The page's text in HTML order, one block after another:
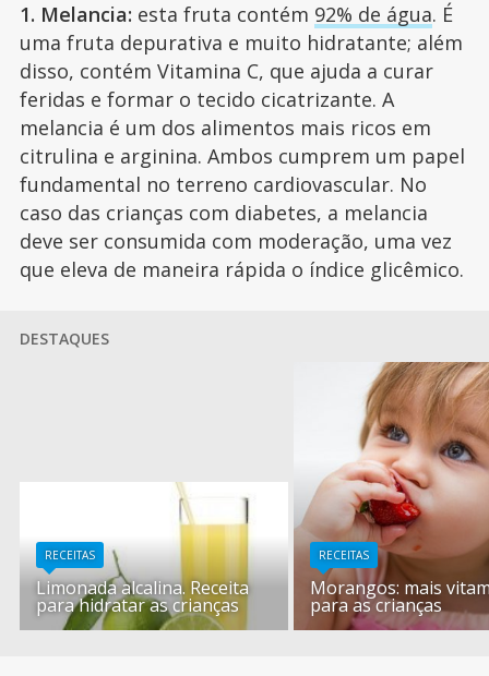
1. Melancia: esta fruta contém 92% de água. É
uma fruta depurativa e muito hidratante; além
disso, contém Vitamina C, que ajuda a curar
feridas e formar o tecido cicatrizante. A
melancia é um dos alimentos mais ricos em
citrulina e arginina. Ambos cumprem um papel
fundamental no terreno cardiovascular. No
caso das crianças com diabetes, a melancia
deve ser consumida com moderação, uma vez
que eleva de maneira rápida o índice glicêmico.
DESTAQUES
RECEITAS
Limonada alcalina. Receita
para hidratar as crianças
RECEITAS
Morangos: mais
para as crianças